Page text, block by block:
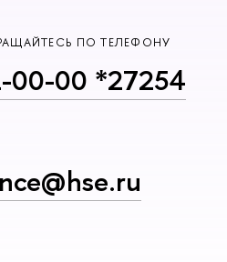
ПО ТЕЛЕФОНУ
00-00 *27254